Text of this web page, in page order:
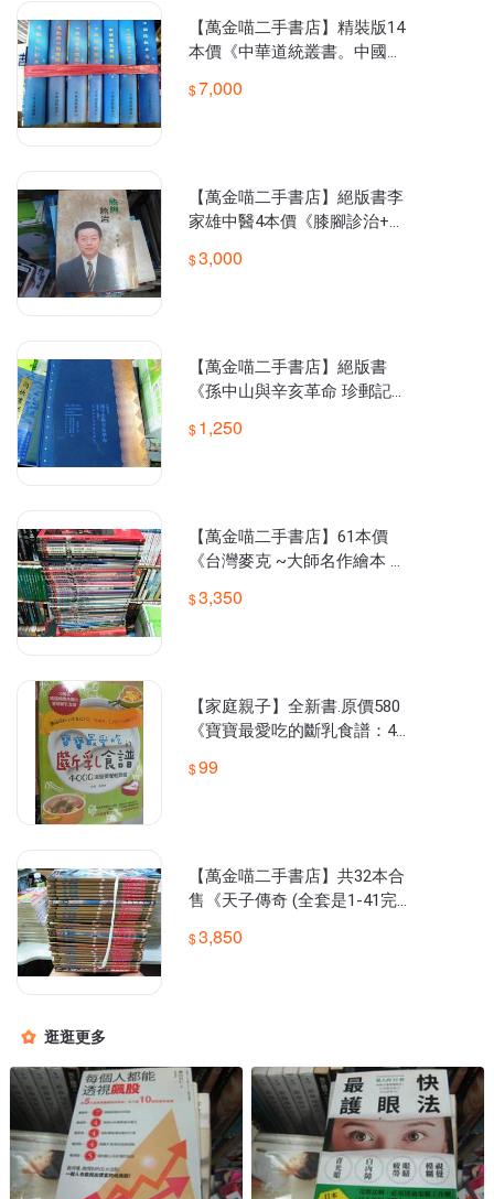
【萬金喵二手書店】精裝版14
本價《中華道統叢書。中國道
寶典、道教簡史》#39
7,000
【萬金喵二手書店】絕版書李
家雄中醫4本價《膝腳診治+俞
#54HY2L
3,000
【萬金喵二手書店】絕版書
《孫中山與辛亥革命 珍郵記
1,250
【萬金喵二手書店】61本價
《台灣麥克 ~大師名作繪本 全
3,350
【家庭親子】全新書.原價580
《寶寶最愛吃的斷乳食譜：40
#V05OAD4
99
【萬金喵二手書店】共32本合
售《天子傳奇 (全套是1-41完,
283,850
逛逛更多